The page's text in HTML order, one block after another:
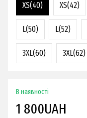
XS(40) XS(42)
L(50) L(52)
3XL(60) 3XL(62)
В наявності
1 800UAH